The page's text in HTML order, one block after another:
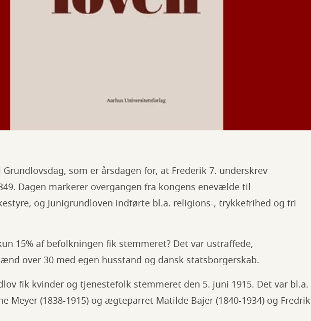
som er årsdagen for, at Frederik 7. underskrev
Dagen markerer overgangen fra kongens enevælde til
og Junigrundloven indførte bl.a. religions-, trykkefrihed og fri
15% af befolkningen fik stemmeret? Det var ustraffede,
over 30 med egen husstand og dansk statsborgerskab.
fik kvinder og tjenestefolk stemmeret den 5. juni 1915. Det var bl.a.
Meyer (1838-1915) og ægteparret Matilde Bajer (1840-1934) og Fredrik